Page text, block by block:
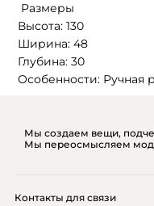
Размеры
Высота: 130
Ширина: 48
Глубина: 30
Особенности: Ручная
Мы создаем вещи,
Мы переосмысляем
Контакты для связи